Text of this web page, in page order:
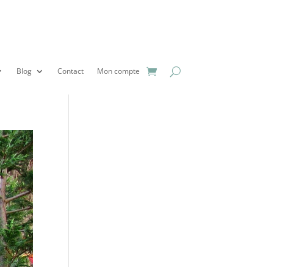
Blog Contact Mon compte